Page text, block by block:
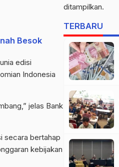
Besok
edisi
Indonesia
jelas Bank
secara bertahap
kebijakan
ditampilkan.
TERBARU